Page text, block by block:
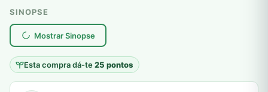
SINOPSE
Mostrar Sinopse
Esta compra dá-te25 pontos
plantar árvores reais